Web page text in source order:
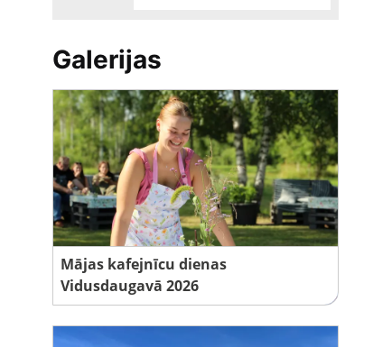
Galerijas
Mājas kafejnīcu dienas
Vidusdaugavā 2026